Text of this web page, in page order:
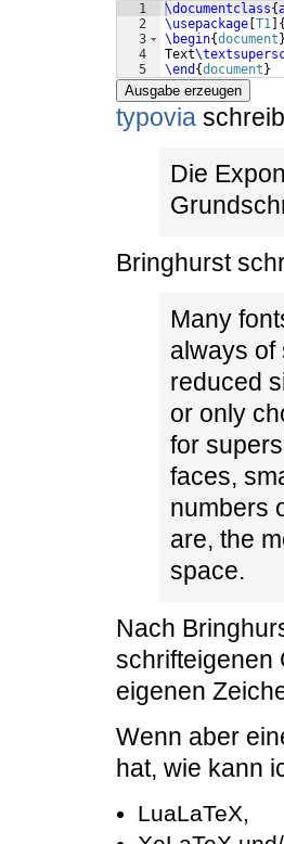
1
2
3
4
5
\documentclass{
\usepackage T1 {
\begin{document }
Text
\end {document }
Ausgabe erzeugen
typovia
Die
Bringhurst
Many
always of
reduced
or only
for
faces,
numbers
are, the
space.
Nach
schrifteigenen
eigenen
Wenn aber
hat, wie kann
LuaLaTeX,